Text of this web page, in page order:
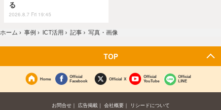
る
2026.8.7 Fri 19:45
ホーム › 事例 › ICT活用 › 記事 › 写真・画像
TOP
Home
Official
Facebook
Official X
Official
YouTube
Official
LINE
お問合せ 広告掲載 会社概要 リシードについて